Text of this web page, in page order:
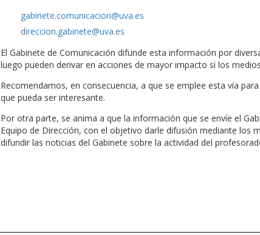
gabinete.comunicacion@uva.es
direccion.gabinete@uva.es
El Gabinete de Comunicación difunde esta información por
luego pueden derivar en acciones de mayor impacto si los
Recomendamos, en consecuencia, a que se emplee esta vía
que pueda ser interesante.
Por otra parte, se anima a que la información que se envíe el
Equipo de Dirección, con el objetivo darle difusión mediante los
difundir las noticias del Gabinete sobre la actividad del